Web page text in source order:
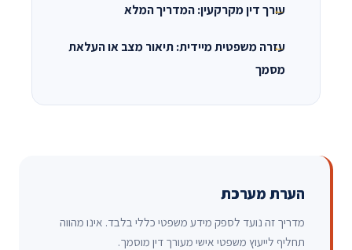
עורך דין מקרקעין: המדריך המלא
עזרה משפטית מיידית: תיאור מצב או העלאת
מסמך
הערת מערכת
מדריך זה נועד לספק מידע משפטי כללי בלבד. אינו מהווה
תחליף לייעוץ משפטי אישי מעורך דין מוסמך.